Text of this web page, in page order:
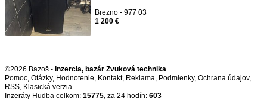
Brezno - 977 03
1 200 €
©2026 Bazoš - Inzercia, bazár Zvuková technika
Pomoc, Otázky, Hodnotenie, Kontakt, Reklama, Podmienky, Ochrana údajov,
RSS,
Inzeráty Hudba celkom: 15775, za 24 hodín: 603